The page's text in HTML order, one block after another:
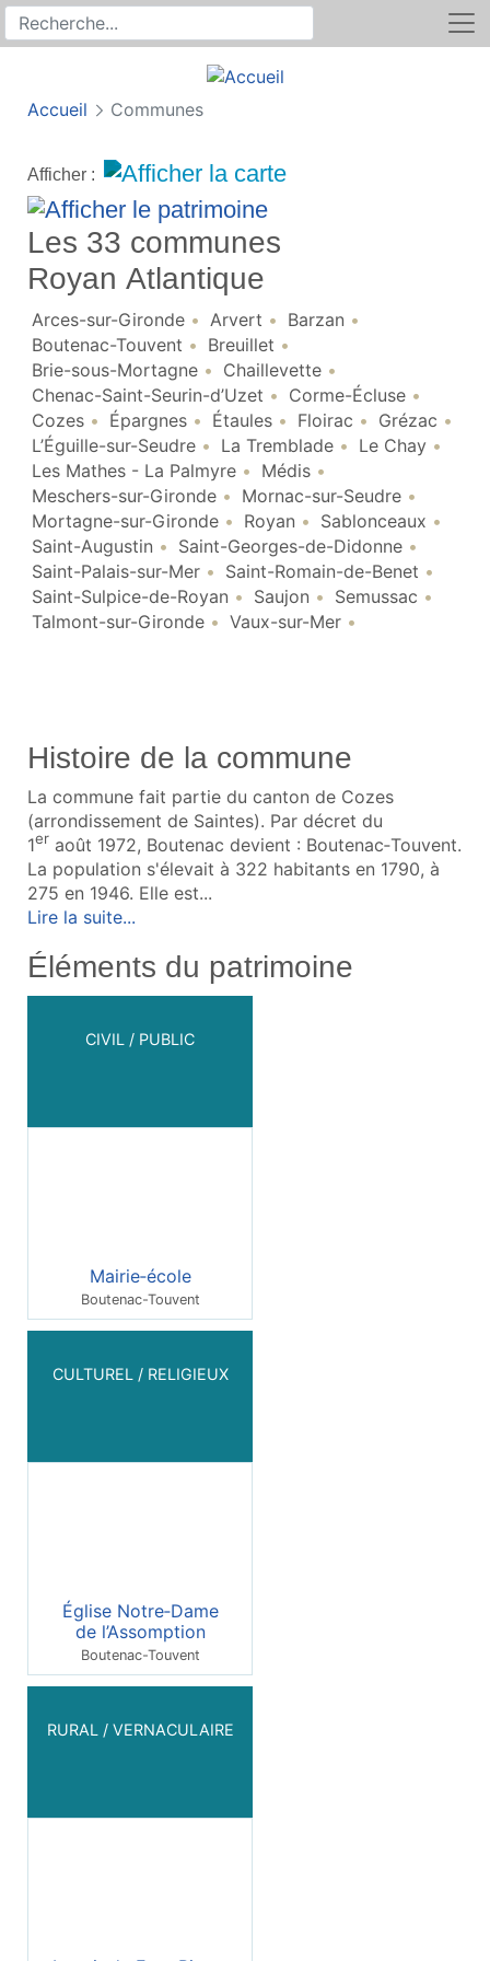
Recherche sur le site
Rechercher
Accueil Communes
Afficher :
Les 33 communes
Royan Atlantique
Arces-sur-Gironde Arvert
Barzan
Boutenac-Touvent
Breuillet
Brie-sous-Mortagne
Chaillevette
Chenac-Saint-Seurin-d’Uzet
Corme-Écluse
Cozes
Épargnes Étaules Floirac
Grézac
L’Éguille-sur-Seudre
La Tremblade
Le Chay
Les Mathes - La Palmyre
Médis
Meschers-sur-Gironde
Mornac-sur-Seudre
Mortagne-sur-Gironde
Royan
Sablonceaux
Saint-Augustin
Saint-Georges-de-Didonne
Saint-Palais-sur-Mer
Saint-Romain-de-Benet
Saint-Sulpice-de-Royan
Saujon
Semussac
Talmont-sur-Gironde
Vaux-sur-Mer
Histoire de la commune
La commune fait partie du canton de Cozes
(arrondissement de Saintes). Par décret du
1er août 1972, Boutenac devient : Boutenac‑Touvent.
La population s'élevait à 322 habitants en 1790, à
275 en 1946. Elle est...
Lire la suite...
Éléments du patrimoine
CIVIL / PUBLIC
Mairie‑école
Boutenac-Touvent
CULTUREL / RELIGIEUX
Église Notre‑Dame
de l’Assomption
Boutenac-Touvent
RURAL / VERNACULAIRE